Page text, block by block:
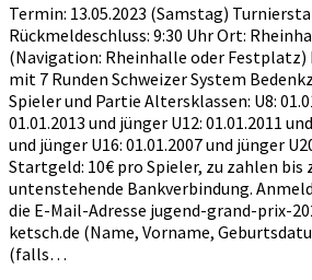
Termin: 13.05.2023 (Samstag)
Rückmeldeschluss: 9:30 Uhr Ort:
(Navigation: Rheinhalle oder Festplatz)
mit 7 Runden Schweizer System
Spieler und Partie Altersklassen: U8:
01.01.2013 und jünger U12: 01.01.2011
und jünger U16: 01.01.2007 und jünger
Startgeld: 10€ pro Spieler, zu zahlen bis
untenstehende Bankverbindung.
die E-Mail-Adresse jugend-grand-prix-
ketsch.de (Name, Vorname,
(falls…